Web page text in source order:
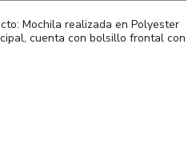
Mochila realizada en Polyester
cuenta con bolsillo frontal con